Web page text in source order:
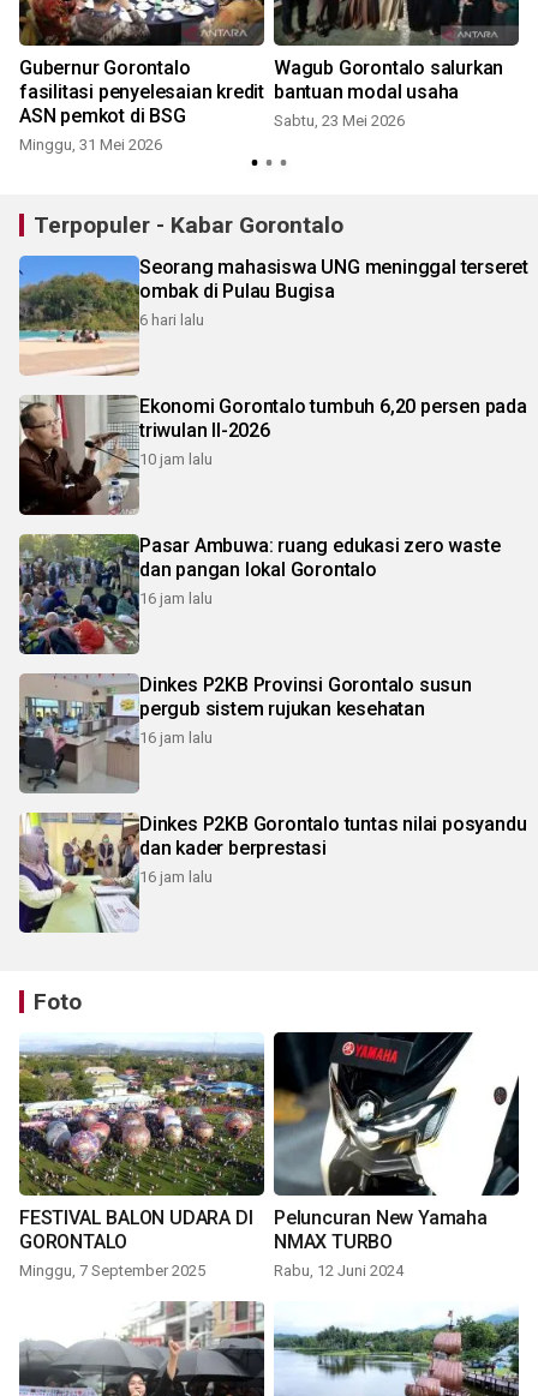
Gubernur Gorontalo
fasilitasi penyelesaian kredit
ASN pemkot di BSG
Minggu, 31 Mei 2026
Wagub Gorontalo salurkan
bantuan modal usaha
Sabtu, 23 Mei 2026
Terpopuler - Kabar Gorontalo
Seorang mahasiswa UNG meninggal terseret
ombak di Pulau Bugisa
6 hari lalu
Ekonomi Gorontalo tumbuh 6,20 persen pada
triwulan II-2026
10 jam lalu
Pasar Ambuwa: ruang edukasi zero waste
dan pangan lokal Gorontalo
16 jam lalu
Dinkes P2KB Provinsi Gorontalo susun
pergub sistem rujukan kesehatan
16 jam lalu
Dinkes P2KB Gorontalo tuntas nilai posyandu
dan kader berprestasi
16 jam lalu
Foto
FESTIVAL BALON UDARA DI
GORONTALO
Minggu, 7 September 2025
Peluncuran New Yamaha
NMAX TURBO
Rabu, 12 Juni 2024